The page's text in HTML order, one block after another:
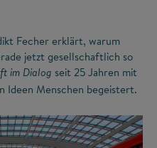
Fecher erklärt, warum
jetzt gesellschaftlich so
im Dialog seit 25 Jahren mit
Ideen Menschen begeistert.